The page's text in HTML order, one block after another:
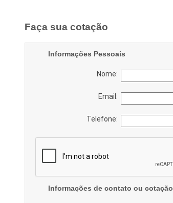
Faça sua cotação
Informações Pessoais
Nome:
Email:
Telefone:
Informações de contato ou cotação